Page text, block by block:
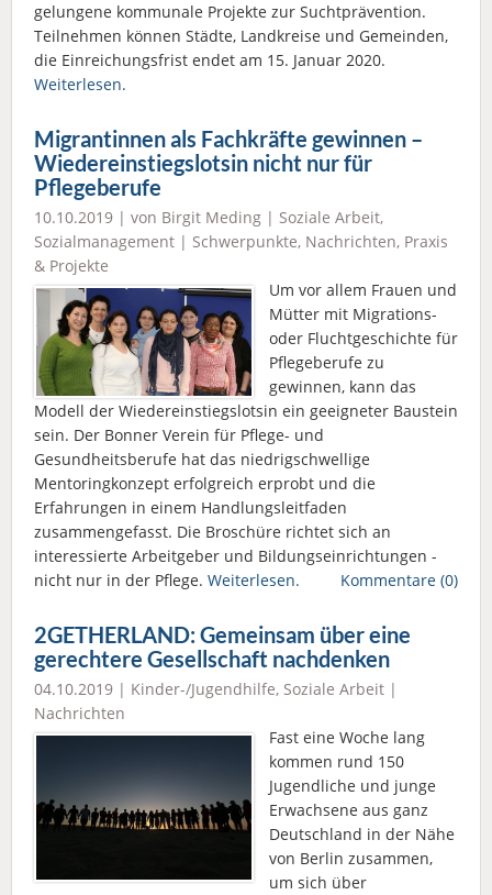
gelungene kommunale Projekte zur Suchtprävention.
Teilnehmen können Städte, Landkreise und Gemeinden,
die Einreichungsfrist endet am 15. Januar 2020.
Weiterlesen.
Migrantinnen als Fachkräfte gewinnen –
Wiedereinstiegslotsin nicht nur für
Pflegeberufe
10.10.2019 | von Birgit Meding | Soziale Arbeit,
Sozialmanagement | Schwerpunkte, Nachrichten, Praxis
& Projekte
Um vor allem Frauen und
Mütter mit Migrations-
oder Fluchtgeschichte für
Pflegeberufe zu
gewinnen, kann das
Modell der Wiedereinstiegslotsin ein geeigneter Baustein
sein. Der Bonner Verein für Pflege- und
Gesundheitsberufe hat das niedrigschwellige
Mentoringkonzept erfolgreich erprobt und die
Erfahrungen in einem Handlungsleitfaden
zusammengefasst. Die Broschüre richtet sich an
interessierte Arbeitgeber und Bildungseinrichtungen -
nicht nur in der Pflege. Weiterlesen. Kommentare (0)
2GETHERLAND: Gemeinsam über eine
gerechtere Gesellschaft nachdenken
04.10.2019 | Kinder-/Jugendhilfe, Soziale Arbeit |
Nachrichten
Fast eine Woche lang
kommen rund 150
Jugendliche und junge
Erwachsene aus ganz
Deutschland in der Nähe
von Berlin zusammen,
um sich über